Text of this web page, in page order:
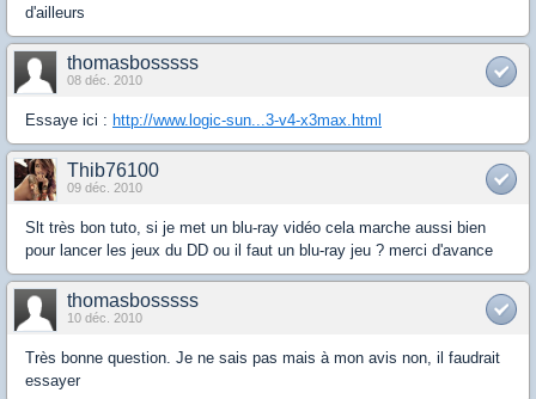
d'ailleurs
thomasbosssss
08 déc. 2010
Essaye ici : http://www.logic-sun...3-v4-x3max.html
Thib76100
09 déc. 2010
Slt très bon tuto, si je met un blu-ray vidéo cela marche aussi bien
pour lancer les jeux du DD ou il faut un blu-ray jeu ? merci d'avance
thomasbosssss
10 déc. 2010
Très bonne question. Je ne sais pas mais à mon avis non, il faudrait
essayer